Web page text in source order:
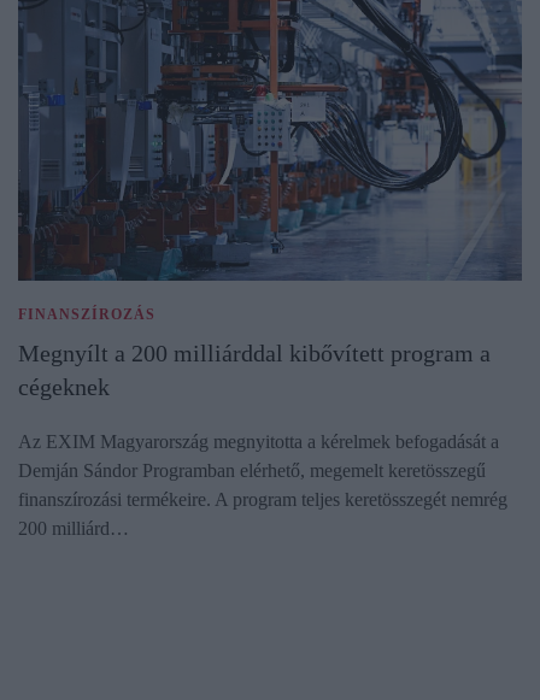
FINANSZÍROZÁS
Megnyílt a 200 milliárddal kibővített program a
cégeknek
Az EXIM Magyarország megnyitotta a kérelmek befogadását a
Demján Sándor Programban elérhető, megemelt keretösszegű
finanszírozási termékeire. A program teljes keretösszegét nemrég
200 milliárd…